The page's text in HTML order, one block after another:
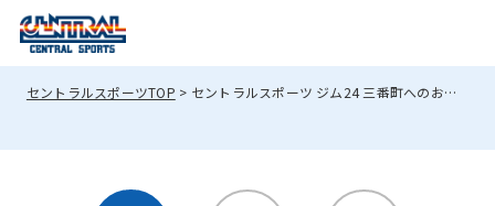
セントラルスポーツTOP セントラルスポーツ ジム24 三番町へのお問い合わせ